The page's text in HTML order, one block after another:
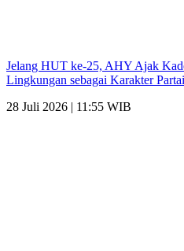
Jelang HUT ke-25, AHY Ajak
Lingkungan sebagai Karakter Partai
28 Juli 2026 | 11:55 WIB